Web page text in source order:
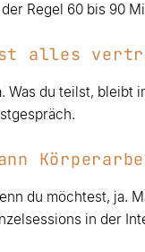
der Regel 60 bis 90
alles
Was du teilst, bleibt
du möchtest, ja.
in der